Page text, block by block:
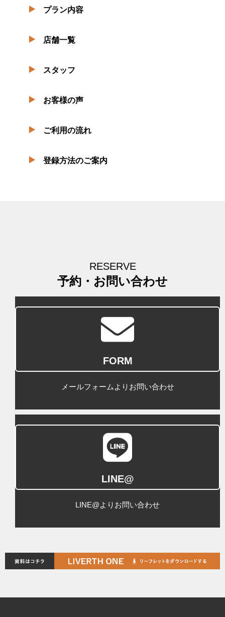
プラン内容
店舗一覧
スタッフ
お客様の声
ご利用の流れ
登録方法のご案内
RESERVE
予約・お問い合わせ
FORM
メールフォームよりお問い合わせ
LINE@
LINE@よりお問い合わせ